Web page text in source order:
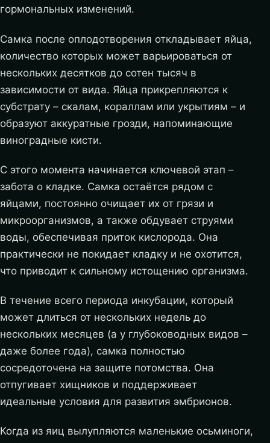
гормональных изменений.
Самка после оплодотворения откладывает яйца,
количество которых может варьироваться от
нескольких десятков до сотен тысяч в
зависимости от вида. Яйца прикрепляются к
субстрату – скалам, кораллам или укрытиям – и
образуют аккуратные грозди, напоминающие
виноградные кисти.
С этого момента начинается ключевой этап –
забота о кладке. Самка остаётся рядом с
яйцами, постоянно очищает их от грязи и
микроорганизмов, а также обдувает струями
воды, обеспечивая приток кислорода. Она
практически не покидает кладку и не охотится,
что приводит к сильному истощению организма.
В течение всего периода инкубации, который
может длиться от нескольких недель до
нескольких месяцев (а у глубоководных видов –
даже более года), самка полностью
сосредоточена на защите потомства. Она
отпугивает хищников и поддерживает
идеальные условия для развития эмбрионов.
Когда из яиц вылупляются маленькие осьминоги,